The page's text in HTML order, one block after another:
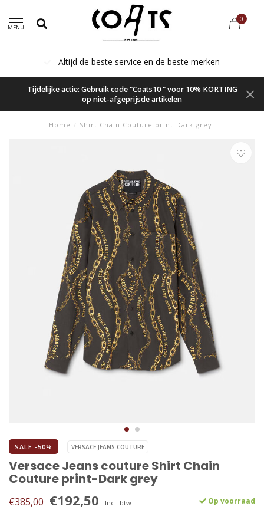
MENU
0
Altijd de beste service en de beste merken
Tijdelijke actie: Gebruik code "Coats10 " voor 10% KORTING
op niet-afgeprijsde artikelen
Home / Shirt Chain Couture print-Dark grey
SALE -50% VERSACE JEANS COUTURE
Versace Jeans couture Shirt Chain
Couture print-Dark grey
€385,00 €192,50 Incl. btw Op voorraad